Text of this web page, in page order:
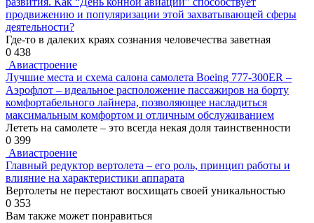
продвижению и популяризации этой захватывающей сферы
деятельности?
Где-то в далеких краях сознания человечества заветная
0 438
Авиастроение
Лучшие места и схема салона самолета Boeing 777-300ER –
Аэрофлот – идеальное расположение пассажиров на борту
комфортабельного лайнера, позволяющее насладиться
максимальным комфортом и отличным обслуживанием
Лететь на самолете – это всегда некая доля таинственности
0 399
Авиастроение
Главный редуктор вертолета – его роль, принцип работы и
влияние на характеристики аппарата
Вертолеты не перестают восхищать своей уникальностью
0 353
Вам также может понравиться